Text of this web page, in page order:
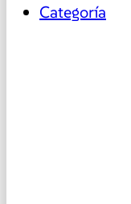
Categoría